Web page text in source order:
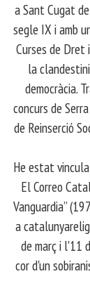
a Sant Cugat
segle IX i amb
Curses de Dret
la
democràcia.
concurs de
de Reinserció
He estat
El Correo
Vanguardia”
a
de març i l'11
cor d'un